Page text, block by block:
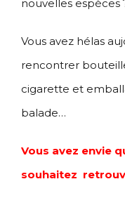
nouvelles espèces
Vous avez hélas
rencontrer
cigarette et
balade…
Vous avez envie
souhaitez